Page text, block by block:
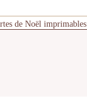
de Noël imprimables